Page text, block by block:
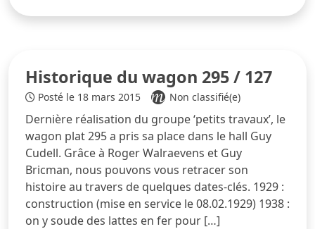
Historique du wagon 295 / 127
Posté le 18 mars 2015 Non classifié(e)
Dernière réalisation du groupe ‘petits travaux’, le
wagon plat 295 a pris sa place dans le hall Guy
Cudell. Grâce à Roger Walraevens et Guy
Bricman, nous pouvons vous retracer son
histoire au travers de quelques dates-clés. 1929 :
construction (mise en service le 08.02.1929) 1938 :
on y soude des lattes en fer pour […]